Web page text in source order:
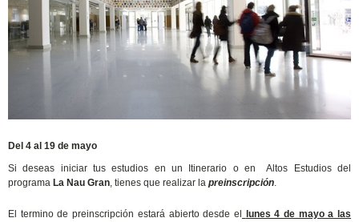
Del 4 al 19 de mayo
Si deseas iniciar tus estudios en un Itinerario o en Altos Estudios del
programa La Nau Gran, tienes que realizar lapreinscripción.
El termino de preinscripción estará abierto desde el
lunes 4 de mayo a las